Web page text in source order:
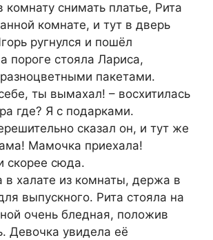
снимать платье, Рита
комнате, и тут в дверь
ругнулся и пошёл
пороге стояла Лариса,
пакетами.
ты вымахал! – восхитилась
где? Я с подарками.
сказал он, и тут же
Мамочка приехала!
скорее сюда.
халате из комнаты, держа в
выпускного. Рита стояла на
очень бледная, положив
Девочка увидела её